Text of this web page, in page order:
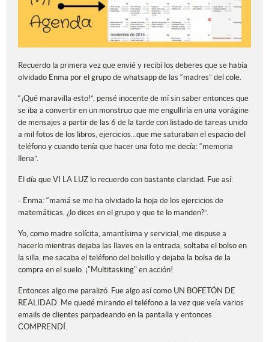
Recuerdo la primera vez que envié y recibí los deberes que se había
olvidado Enma por el grupo de whatsapp de las “madres” del cole.
“¡Qué maravilla esto!”, pensé inocente de mí sin saber entonces que
se iba a convertir en un monstruo que me engulliría en una vorágine
de mensajes a partir de las 6 de la tarde con listado de tareas unido
a mil fotos de los libros, ejercicios…que me saturaban el espacio del
teléfono y cuando tenía que hacer una foto me decía: “memoria
llena”.
El día que VI LA LUZ lo recuerdo con bastante claridad. Fue así:
- Enma: “mamá se me ha olvidado la hoja de los ejercicios de
matemáticas, ¿lo dices en el grupo y que te lo manden?”.
Yo, como madre solícita, amantísima y servicial, me dispuse a
hacerlo mientras dejaba las llaves en la entrada, soltaba el bolso en
la silla, me sacaba el teléfono del bolsillo y dejaba la bolsa de la
compra en el suelo. ¡"Multitasking" en acción!
Entonces algo me paralizó. Fue algo así como UN BOFETÓN DE
REALIDAD. Me quedé mirando el teléfono a la vez que veía varios
emails de clientes parpadeando en la pantalla y entonces
COMPRENDÍ.